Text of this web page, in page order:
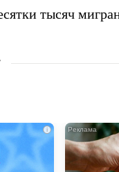
тысяч
i